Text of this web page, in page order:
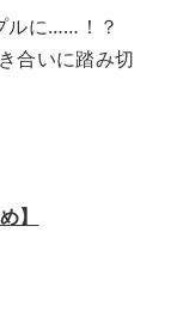
ルに……！？
合いに踏み切
】